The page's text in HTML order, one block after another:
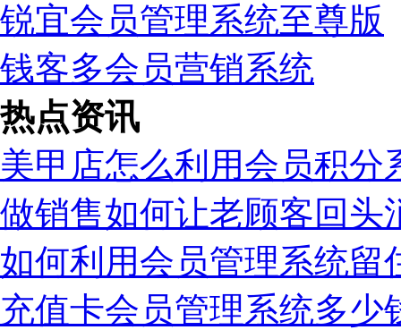
锐宜会员管理系统至尊版
钱客多会员营销系统
热点资讯
美甲店怎么利用会员积分
做销售如何让老顾客回头
如何利用会员管理系统留
充值卡会员管理系统多少